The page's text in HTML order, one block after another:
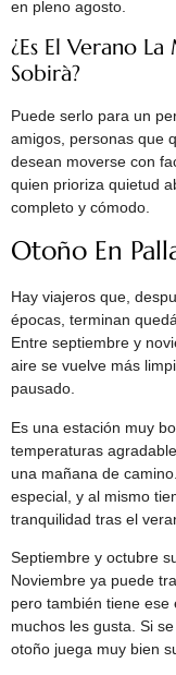
en pleno agosto.
¿Es El Verano
Sobirà?
Puede serlo para un
amigos, personas que
desean moverse con
quien prioriza quietud
completo y cómodo.
Otoño En
Hay viajeros que,
épocas, terminan
Entre septiembre y
aire se vuelve más
pausado.
Es una estación muy
temperaturas
una mañana de
especial, y al mismo
tranquilidad tras el
Septiembre y octubre
Noviembre ya puede
pero también tiene ese
muchos les gusta. Si
otoño juega muy bien